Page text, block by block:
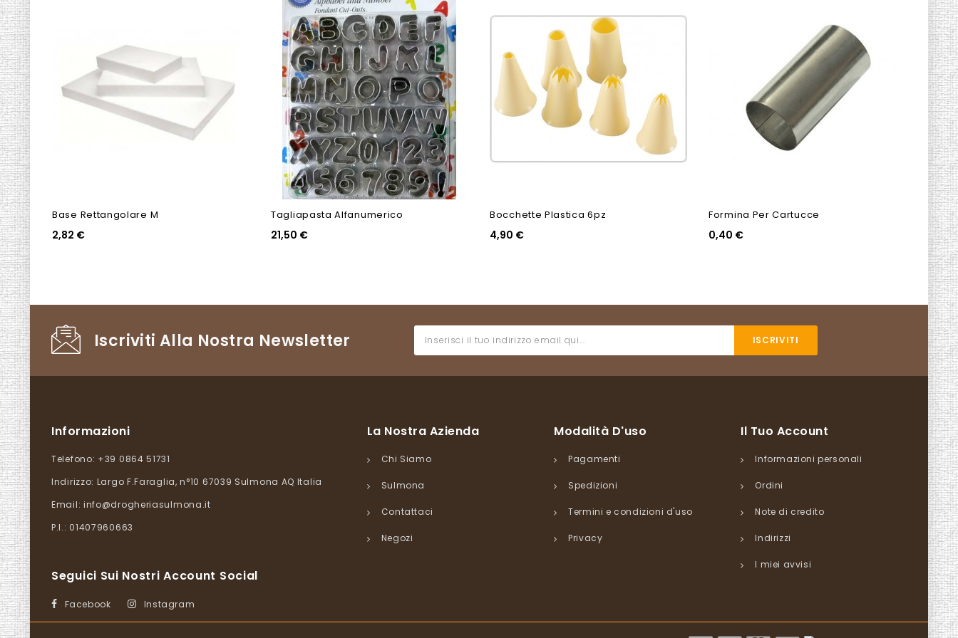
Base Rettangolare M
2,82 €
Tagliapasta Alfanumerico
21,50 €
Bocchette Plastica 6pz
4,90 €
Formina Per Cartucce
0,40 € 13,90
Iscriviti Alla Nostra Newsletter
Informazioni
Telefono: +39 0864 51731
Indirizzo: Largo F.Faraglia, n°10 67039 Sulmona AQ Italia
Email: info@drogheriasulmona.it
P.I.: 01407960663
La Nostra Azienda
Chi Siamo
Sulmona
Contattaci
Negozi
Modalità D'uso
Pagamenti
Spedizioni
Termini e condizioni d'uso
Privacy
Il Tuo Account
Informazioni personali
Ordini
Note di credito
Indirizzi
I miei avvisi
Seguici Sui Nostri Account Social
Facebook Instagram